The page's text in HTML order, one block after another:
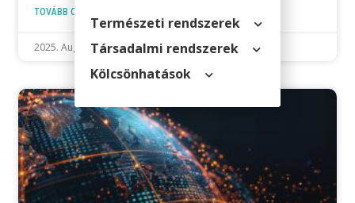
TOVÁBB OLVASOM »
2025. August 3.
Természeti rendszerek
Társadalmi rendszerek
Kölcsön­hatások